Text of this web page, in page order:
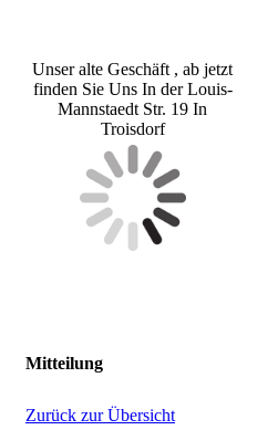
Unser alte Geschäft , ab jetzt
finden Sie Uns In der Louis-
Mannstaedt Str. 19 In
Troisdorf
Mitteilung
Zurück zur Übersicht